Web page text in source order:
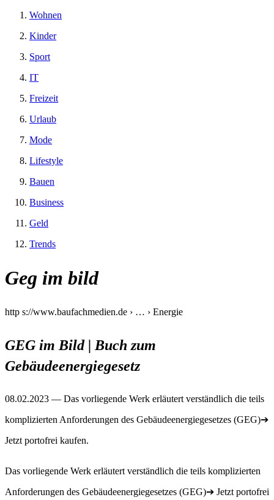
Wohnen
Kinder
Sport
IT
Freizeit
Urlaub
Mode
Lifestyle
Bauen
Business
Geld
Trends
Geg im bild
http s://www.baufachmedien.de › … › Energie
GEG im Bild | Buch zum
Gebäudeenergiegesetz
08.02.2023 — Das vorliegende Werk erläutert verständlich die teils
komplizierten Anforderungen des Gebäudeenergiegesetzes (GEG)➔
Jetzt portofrei kaufen.
Das vorliegende Werk erläutert verständlich die teils komplizierten
Anforderungen des Gebäudeenergiegesetzes (GEG)➔ Jetzt portofrei